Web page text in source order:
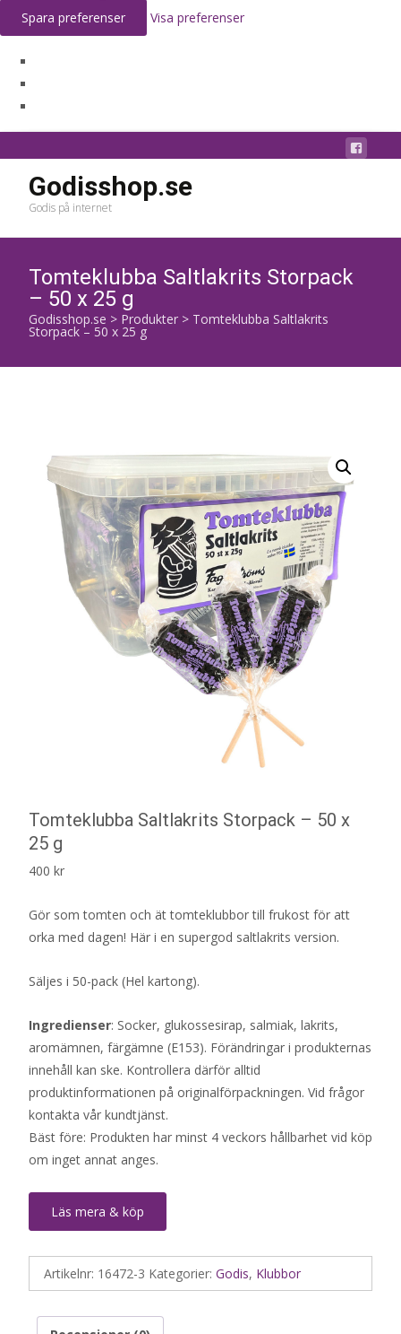
Spara preferenser Visa preferenser
Godisshop.se
Godis på internet
Tomteklubba Saltlakrits Storpack
– 50 x 25 g
Godisshop.se > Produkter > Tomteklubba Saltlakrits
Storpack – 50 x 25 g
Tomteklubba Saltlakrits Storpack – 50 x
25 g
400 kr
Gör som tomten och ät tomteklubbor till frukost för att
orka med dagen! Här i en supergod saltlakrits version.
Säljes i 50-pack (Hel kartong).
Ingredienser: Socker, glukossesirap, salmiak, lakrits,
aromämnen, färgämne (E153). Förändringar i produkternas
innehåll kan ske. Kontrollera därför alltid
produktinformationen på originalförpackningen. Vid frågor
kontakta vår kundtjänst.
Bäst före: Produkten har minst 4 veckors hållbarhet vid köp
om inget annat anges.
Läs mera & köp
Artikelnr: 16472-3 Kategorier: Godis, Klubbor